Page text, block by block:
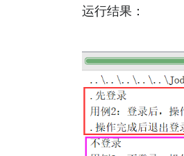
运行结果：